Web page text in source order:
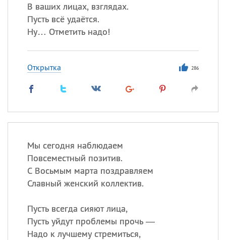
В ваших лицах, взглядах.
Пусть всё удаётся.
Ну… Отметить надо!
Открытка 286
Мы сегодня наблюдаем
Повсеместный позитив.
С Восьмым марта поздравляем
Славный женский коллектив.
Пусть всегда сияют лица,
Пусть уйдут проблемы прочь —
Надо к лучшему стремиться,